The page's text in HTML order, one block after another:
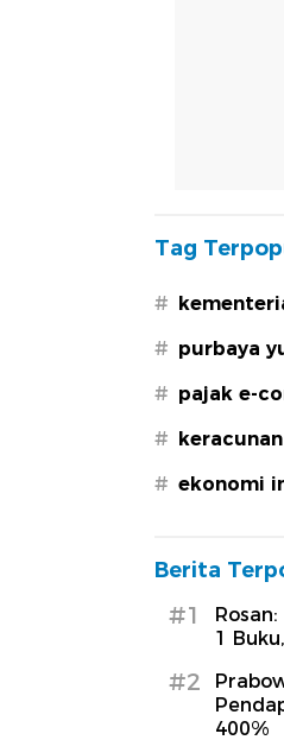
Tag
#
# purbaya
# pajak e-
#
# ekonomi
Berita
#1
1
#2
400%